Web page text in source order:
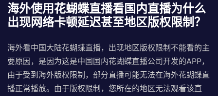
海外使用花蝴蝶直播看国内直播为什么
出现网络卡顿延迟甚至地区版权限制？
海外看中国大陆花蝴蝶直播，出现地区版权限制不能看的主
要原因，是因为这是中国国内花蝴蝶直播公司开发的APP，
由于受到海外版权限制，部分直播可能无法在海外花蝴蝶直
播正常播放。 由于版权限制，您所在的地区无法观看该直